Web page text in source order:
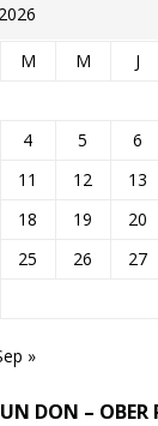
M M J
4 5 6
11 12 13
18 19 20
25 26 27
»
DON – OBER